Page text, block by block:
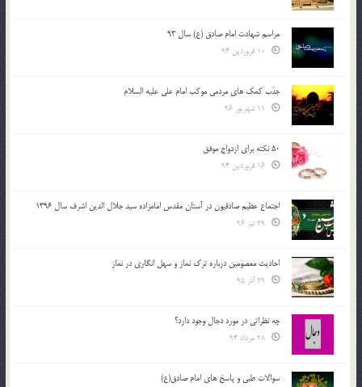
مراسم شهادت امام صادق (ع) سال 93
جذب کمک های مردمی موکب امام علی علیه السلام
50 نکته برای ازدواج موفق
اجتماع عظیم صادقیون در آستان مقدس امامزاده سید جلال الدین اشرف سال 1396
احادیث معصومین درباره ترک نماز و سهل انگاری در نماز
چه نظراتی در مورد دجال وجود دارد؟
سوالات طبی و پاسخ های امام صادق(ع)